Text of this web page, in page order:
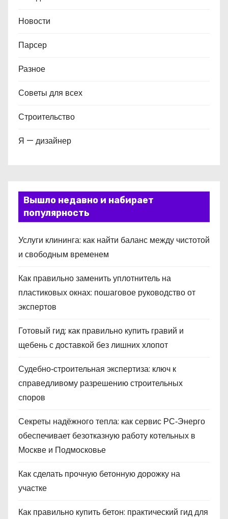
Новости
Парсер
Разное
Советы для всех
Строительство
Я — дизайнер
Вышло недавно и набирает
популярность
Услуги клининга: как найти баланс между чистотой
и свободным временем
Как правильно заменить уплотнитель на
пластиковых окнах: пошаговое руководство от
экспертов
Готовый гид: как правильно купить гравий и
щебень с доставкой без лишних хлопот
Судебно‑строительная экспертиза: ключ к
справедливому разрешению строительных
споров
Секреты надёжного тепла: как сервис РС‑Энерго
обеспечивает безотказную работу котельных в
Москве и Подмосковье
Как сделать прочную бетонную дорожку на
участке
Как правильно купить бетон: практический гид для